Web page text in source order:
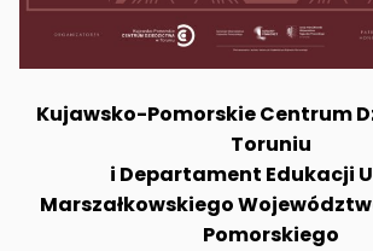
Kujawsko-Pomorskie Centrum
Toruniu
i Departament Edukacji
Marszałkowskiego
Pomorskiego